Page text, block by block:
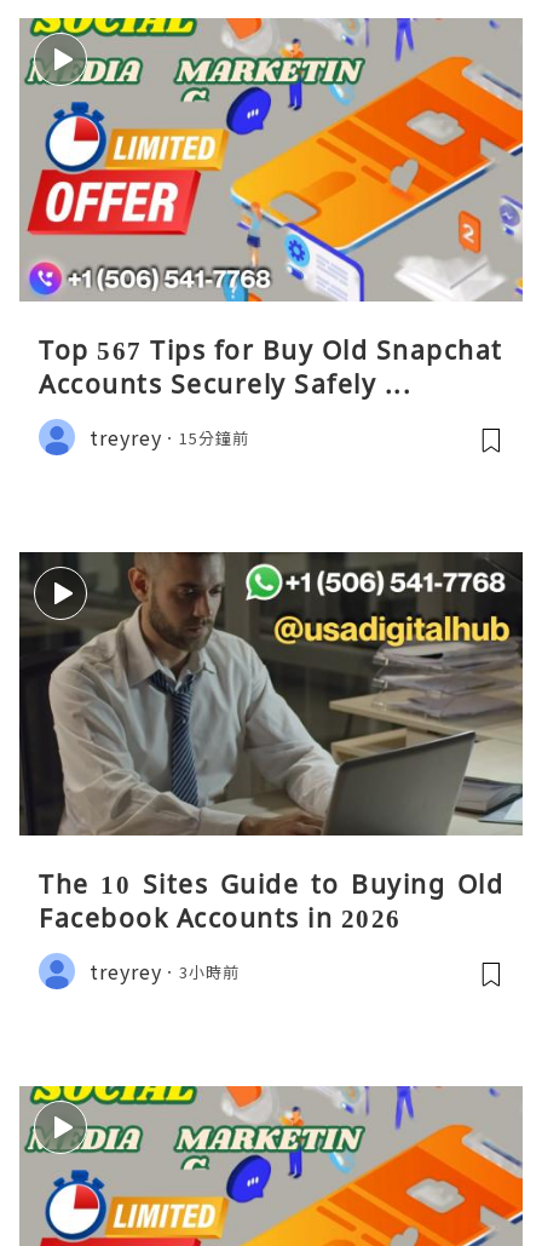
Top 567 Tips for Buy Old Snapchat
Accounts Securely Safely ...
treyrey 15分鐘前
The 10 Sites Guide to Buying Old
Facebook Accounts in 2026
treyrey 3小時前